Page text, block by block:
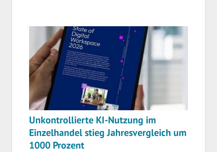
Unkontrollierte KI-Nutzung im
Einzelhandel stieg Jahresvergleich um
1000 Prozent